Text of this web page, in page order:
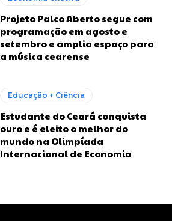
Projeto Palco Aberto segue com
programação em agosto e
setembro e amplia espaço para
a música cearense
Educação + Ciência
Estudante do Ceará conquista
ouro e é eleito o melhor do
mundo na Olimpíada
Internacional de Economia